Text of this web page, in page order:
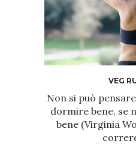
VEG
Non si può
dormire bene, se
bene (Virginia